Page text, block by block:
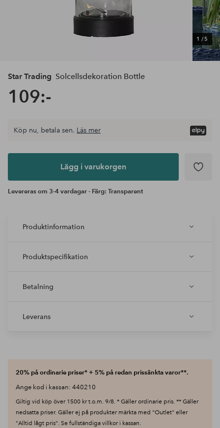
1 /5
Star Trading Solcellsdekoration Bottle
109:-
Lägg i
Köp nu, betala sen. Läs mer
Lägg i varukorgen
Levereras om 3-4 vardagar - Färg: Transparent
Produktinformation
Produktspecifikation
Betalning
Leverans
20% på ordinarie priser* + 5% på redan prissänkta varor**.
Ange kod i kassan: 440210
Giltig vid köp över 1500 kr t.o.m. 9/8. * Gäller ordinarie pris. ** Gäller
nedsatta priser. Gäller ej på produkter märkta med "Outlet" eller
"Alltid lågt pris". Se fullständiga villkor i kassan.